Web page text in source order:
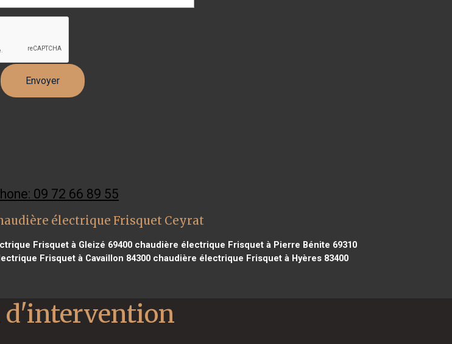
09 72 66 89 55
électrique Frisquet Ceyrat
Frisquet à Gleizé 69400chaudière électrique Frisquet à Pierre Bénite 69310
Frisquet à Cavaillon 84300 chaudière électrique Frisquet à Hyères 83400